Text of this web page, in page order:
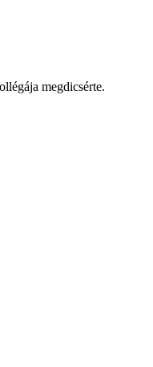
megdicsérte.